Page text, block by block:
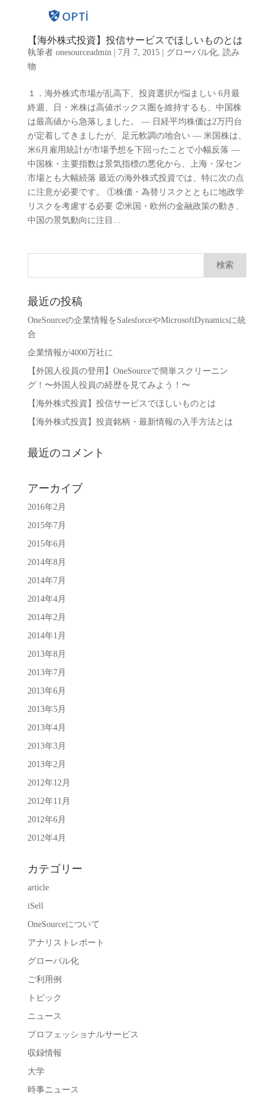
【海外株式投資】投信サービスでほしいものとは
執筆者 onesourceadmin| 7月 7, 2015| グローバル化, 読み
物
１．海外株式市場が乱高下、投資選択が悩ましい 6月最
終週、日・米株は高値ボックス圏を維持するも、中国株
は最高値から急落しました。 ― 日経平均株価は2万円台
が定着してきましたが、足元軟調の地合い ― 米国株は、
米6月雇用統計が市場予想を下回ったことで小幅反落 ―
中国株・主要指数は景気指標の悪化から、上海・深セン
市場とも大幅続落 最近の海外株式投資では、特に次の点
に注意が必要です。 ①株価・為替リスクとともに地政学
リスクを考慮する必要 ②米国・欧州の金融政策の動き、
中国の景気動向に注目...
最近の投稿
OneSourceの企業情報をSalesforceやMicrosoftDynamicsに統
合
企業情報が4000万社に
【外国人役員の登用】OneSourceで簡単スクリーニン
グ！〜外国人役員の経歴を見てみよう！〜
【海外株式投資】投信サービスでほしいものとは
【海外株式投資】投資銘柄・最新情報の入手方法とは
最近のコメント
アーカイブ
2016年2月
2015年7月
2015年6月
2014年8月
2014年7月
2014年4月
2014年2月
2014年1月
2013年8月
2013年7月
2013年6月
2013年5月
2013年4月
2013年3月
2013年2月
2012年12月
2012年11月
2012年6月
2012年4月
カテゴリー
article
iSell
OneSourceについて
アナリストレポート
グローバル化
ご利用例
トピック
ニュース
プロフェッショナルサービス
収録情報
大学
時事ニュース